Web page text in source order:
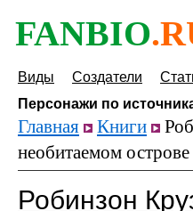
FANBIO
Виды Создатели
Персонажи по
Главная Книги
необитаемом острове
Робинзон